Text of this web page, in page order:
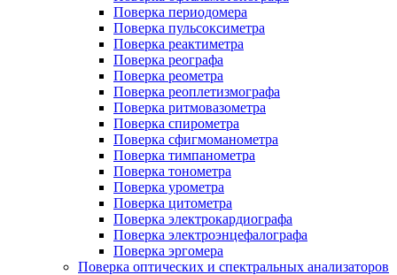
Поверка периодомера
Поверка пульсоксиметра
Поверка реактиметра
Поверка реографа
Поверка реометра
Поверка реоплетизмографа
Поверка ритмовазометра
Поверка спирометра
Поверка сфигмоманометра
Поверка тимпанометра
Поверка тонометра
Поверка урометра
Поверка цитометра
Поверка электрокардиографа
Поверка электроэнцефалографа
Поверка эргомера
Поверка оптических и спектральных анализаторов